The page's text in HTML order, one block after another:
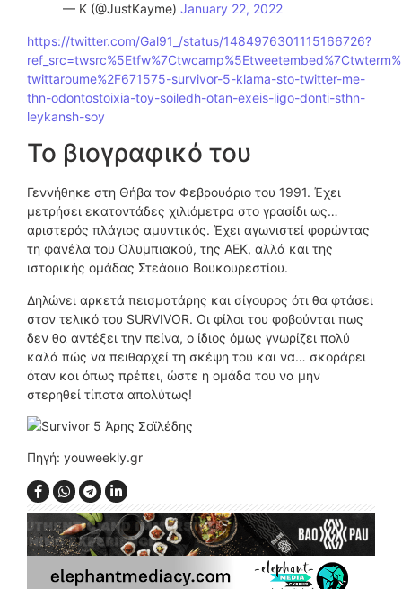
— K (@JustKayme) January 22, 2022
https://twitter.com/Gal91_/status/1484976301115166726?
twittaroume%2F671575-survivor-5-klama-sto-twitter-me-
thn-odontostoixia-toy-soiledh-otan-exeis-ligo-donti-sthn-
leykansh-soy
Το βιογραφικό του
Γεννήθηκε στη Θήβα τον Φεβρουάριο του 1991. Έχει
μετρήσει εκατοντάδες χιλιόμετρα στο γρασίδι ως…
αριστερός πλάγιος αμυντικός. Έχει αγωνιστεί φορώντας
τη φανέλα του Ολυμπιακού, της ΑΕΚ, αλλά και της
ιστορικής ομάδας Στεάουα Βουκουρεστίου.
Δηλώνει αρκετά πεισματάρης και σίγουρος ότι θα φτάσει
στον τελικό του SURVIVOR. Οι φίλοι του φοβούνται πως
δεν θα αντέξει την πείνα, ο ίδιος όμως γνωρίζει πολύ
καλά πώς να πειθαρχεί τη σκέψη του και να… σκοράρει
όταν και όπως πρέπει, ώστε η ομάδα του να μην
στερηθεί τίποτα απολύτως!
Πηγή: youweekly.gr